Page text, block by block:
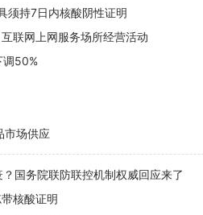
须持7日内核酸阴性证明
联网上网服务场所经营活动
调50%
市场供应
国务院联防联控机制权威回应来了
核酸证明